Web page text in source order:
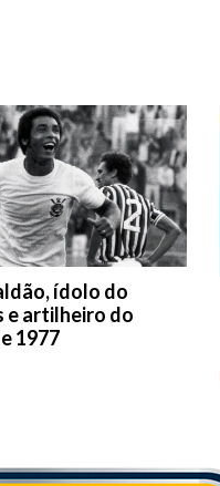
ídolo do
e artilheiro do
1977